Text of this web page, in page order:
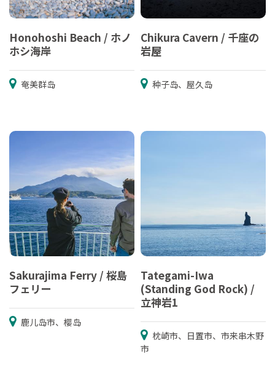
Honohoshi Beach / ホノ
ホシ海岸
奄美群岛
Chikura Cavern / 千座の
岩屋
种子岛、屋久岛
Sakurajima Ferry / 桜島
フェリー
鹿儿岛市、樱岛
Tategami-Iwa
(Standing God Rock) /
立神岩1
枕崎市、日置市、市来串木野
市